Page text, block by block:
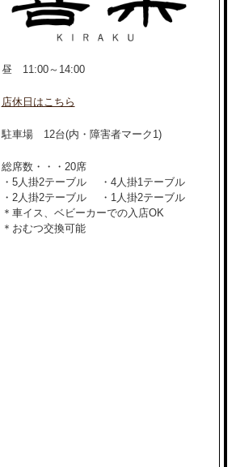
昼 11:00～14:00
店休日はこちら
駐車場 12台(内・障害者マーク1)
総席数・・・20席
・5人掛2テーブル ・4人掛1テーブル
・2人掛2テーブル ・1人掛2テーブル
＊車イス、ベビーカーでの入店OK
＊おむつ交換可能